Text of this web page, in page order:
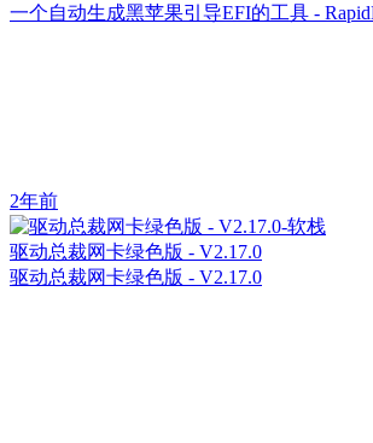
一个自动生成黑苹果引导EFI的工具 -
2年前
驱动总裁网卡绿色版 - V2.17.0
驱动总裁网卡绿色版 - V2.17.0